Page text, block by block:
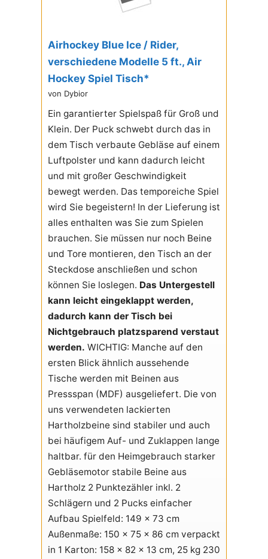
Airhockey Blue Ice / Rider,
verschiedene Modelle 5 ft., Air
Hockey Spiel Tisch*
von Dybior
Ein garantierter Spielspaß für Groß und
Klein. Der Puck schwebt durch das in
dem Tisch verbaute Gebläse auf einem
Luftpolster und kann dadurch leicht
und mit großer Geschwindigkeit
bewegt werden. Das temporeiche Spiel
wird Sie begeistern! In der Lieferung ist
alles enthalten was Sie zum Spielen
brauchen. Sie müssen nur noch Beine
und Tore montieren, den Tisch an der
Steckdose anschließen und schon
können Sie loslegen. Das Untergestell
kann leicht eingeklappt werden,
dadurch kann der Tisch bei
Nichtgebrauch platzsparend verstaut
werden. WICHTIG: Manche auf den
ersten Blick ähnlich aussehende
Tische werden mit Beinen aus
Pressspan (MDF) ausgeliefert. Die von
uns verwendeten lackierten
Hartholzbeine sind stabiler und auch
bei häufigem Auf- und Zuklappen lange
haltbar. für den Heimgebrauch starker
Gebläsemotor stabile Beine aus
Hartholz 2 Punktezähler inkl. 2
Schlägern und 2 Pucks einfacher
Aufbau Spielfeld: 149 x 73 cm
Außenmaße: 150 x 75 x 86 cm verpackt
in 1 Karton: 158 x 82 x 13 cm, 25 kg 230